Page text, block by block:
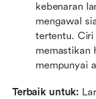
kebenaran
mengawal
tertentu. Ciri
memastikan
mempunyai
Terbaik untuk: